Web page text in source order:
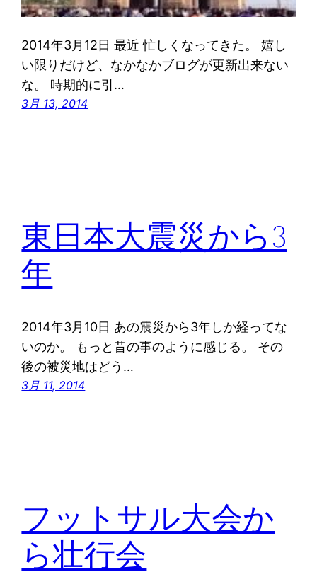
2014年3月12日 最近 忙しくなってきた。 嬉し
い限りだけど、なかなかブログが更新出来ない
な。 時期的に引…
3月 13, 2014
東日本大震災から3
年
2014年3月10日 あの震災から3年しか経ってな
いのか。 もっと昔の事のように感じる。 その
後の被災地はどう…
3月 11, 2014
フットサル大会か
ら壮行会